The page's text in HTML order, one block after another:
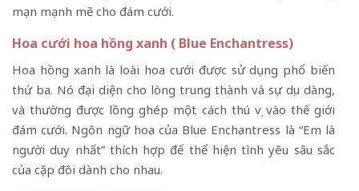
mạn mạnh mẽ cho đám cưới.
Hoa cưới hoa hồng xanh ( Blue Enchantress)
Hoa hồng xanh là loài hoa cưới được sử dụng phổ biến
thứ ba. Nó đại diện cho lòng trung thành và sự dịu dàng,
và thường được lồng ghép một cách thú vị vào thế giới
đám cưới. Ngôn ngữ hoa của Blue Enchantress là “Em là
người duy nhất” thích hợp để thể hiện tình yêu sâu sắc
của cặp đôi dành cho nhau.